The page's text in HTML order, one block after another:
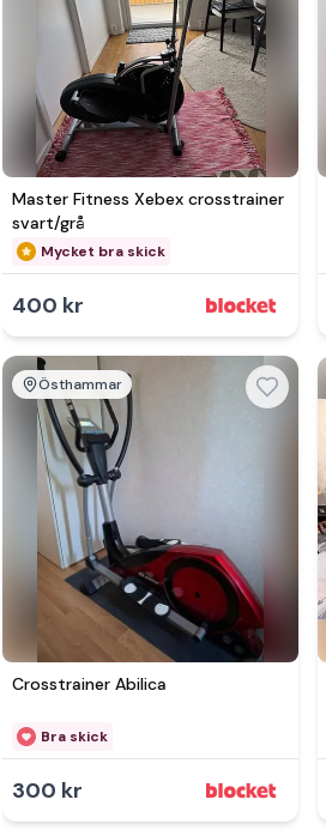
Master Fitness Xebex crosstrainer
svart/grå
Mycket bra skick
400 kr
Östhammar
Crosstrainer Abilica
Bra skick
300 kr